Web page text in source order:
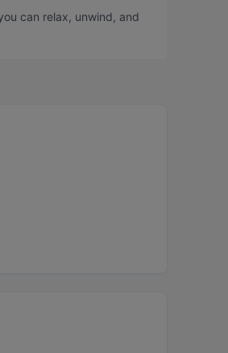
can relax, unwind, and